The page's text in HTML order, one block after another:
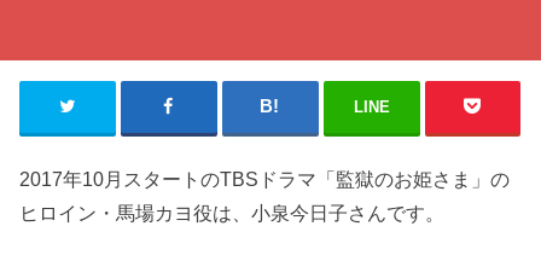
LINE
2017年10月スタートのTBSドラマ「監獄のお姫さま」の
ヒロイン・馬場カヨ役は、小泉今日子さんです。